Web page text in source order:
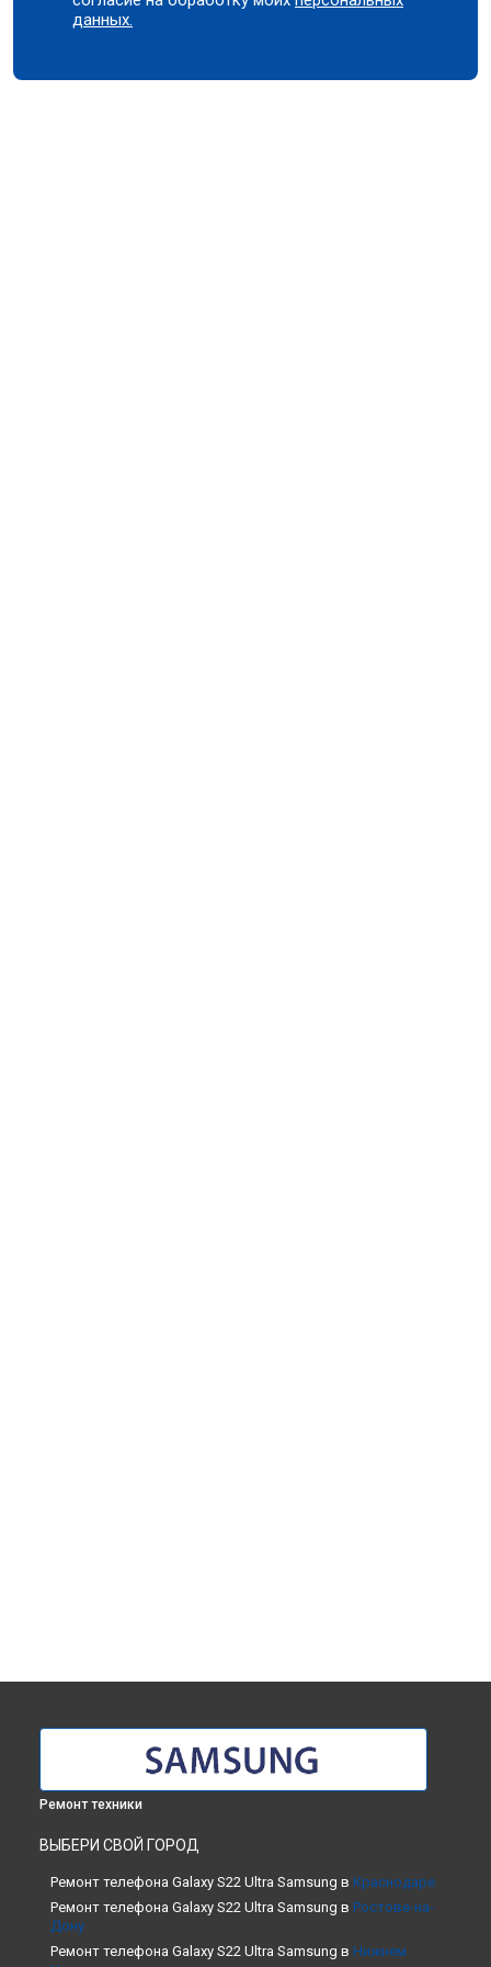
данных.
Ремонт техники
ВЫБЕРИ СВОЙ ГОРОД
Ремонт телефона Galaxy S22 Ultra Samsung в Краснодаре
Ремонт телефона Galaxy S22 Ultra Samsung в Ростове-на-
Дону
Ремонт телефона Galaxy S22 Ultra Samsung в Нижнем